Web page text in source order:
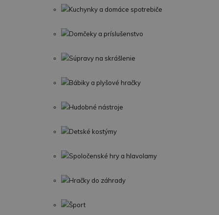
Kuchynky a domáce spotrebiče
Domčeky a príslušenstvo
Súpravy na skrášlenie
Bábiky a plyšové hračky
Hudobné nástroje
Detské kostýmy
Spoločenské hry a hlavolamy
Hračky do záhrady
Šport